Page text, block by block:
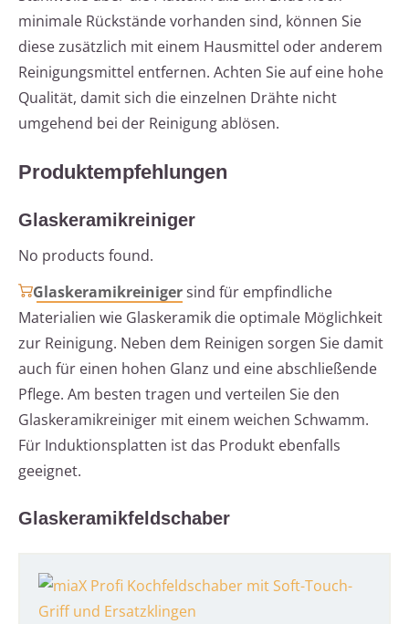
minimale Rückstände vorhanden sind, können Sie
diese zusätzlich mit einem Hausmittel oder anderem
Reinigungsmittel entfernen. Achten Sie auf eine hohe
Qualität, damit sich die einzelnen Drähte nicht
umgehend bei der Reinigung ablösen.
Produktempfehlungen
Glaskeramikreiniger
No products found.
Glaskeramikreinigersind für empfindliche
Materialien wie Glaskeramik die optimale Möglichkeit
zur Reinigung. Neben dem Reinigen sorgen Sie damit
auch für einen hohen Glanz und eine abschließende
Pflege. Am besten tragen und verteilen Sie den
Glaskeramikreiniger mit einem weichen Schwamm.
Für Induktionsplatten ist das Produkt ebenfalls
geeignet.
Glaskeramikfeldschaber